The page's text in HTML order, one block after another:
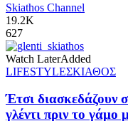
Skiathos Channel
19.2K
627
Watch LaterAdded
LIFESTYLEΣΚΙΑΘΟΣ
Έτσι διασκεδάζουν
γλέντι πριν το